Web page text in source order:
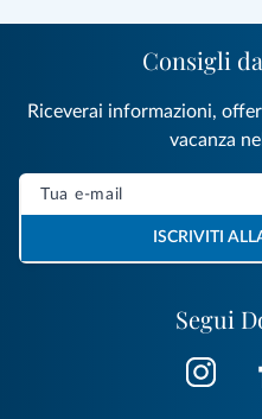
Segui
Consigli
Riceverai informazioni,
vacanza
ISCRIVITI